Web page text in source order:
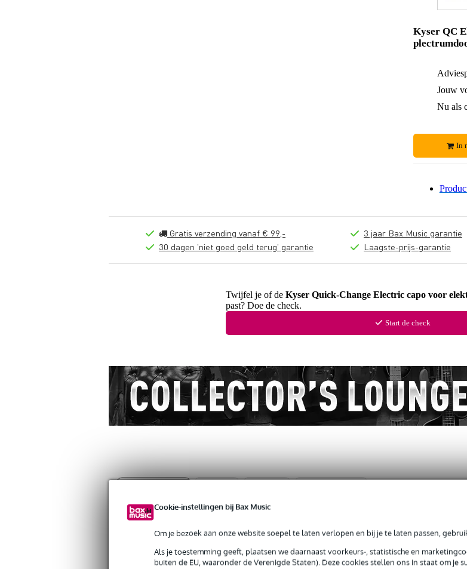
Cookie-instellingen bij Bax Music
Om je bezoek aan onze website soepel te laten verlopen en bij je te laten passen,
Als je toestemming geeft, plaatsen we daarnaast voorkeurs-, statistische en
buiten de EU, waaronder de Verenigde Staten). Deze cookies stellen ons in staat om je
Kyser QC
Jouw
Nu als
In
Gratis verzending vanaf € 99,-
30 dagen 'niet goed geld terug' garantie
3 jaar Bax Music garantie
Laagste-prijs-garantie
Twijfel je of de Kyser Quick-Change Electric capo voor
past? Doe de check.
Start de check
Kyser Quick-Change Electric capo voor elektrische gitaar zwart
Servicebelofte
Bax Music Garantie : Op dit product krijg je 3 jaar Bax Music Garantie.